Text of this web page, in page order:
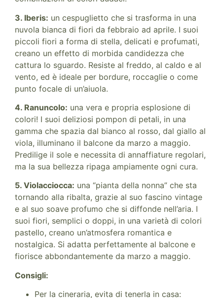
3. Iberis: un cespuglietto che si trasforma in una
nuvola bianca di fiori da febbraio ad aprile. I suoi
piccoli fiori a forma di stella, delicati e profumati,
creano un effetto di morbida candidezza che
cattura lo sguardo. Resiste al freddo, al caldo e al
vento, ed è ideale per bordure, roccaglie o come
punto focale di un’aiuola.
4. Ranuncolo: una vera e propria esplosione di
colori! I suoi deliziosi pompon di petali, in una
gamma che spazia dal bianco al rosso, dal giallo al
viola, illuminano il balcone da marzo a maggio.
Predilige il sole e necessita di annaffiature regolari,
ma la sua bellezza ripaga ampiamente ogni cura.
5. Violacciocca: una “pianta della nonna” che sta
tornando alla ribalta, grazie al suo fascino vintage
e al suo soave profumo che si diffonde nell’aria. I
suoi fiori, semplici o doppi, in una varietà di colori
pastello, creano un’atmosfera romantica e
nostalgica. Si adatta perfettamente al balcone e
fiorisce abbondantemente da marzo a maggio.
Consigli:
Per la cineraria, evita di tenerla in casa: